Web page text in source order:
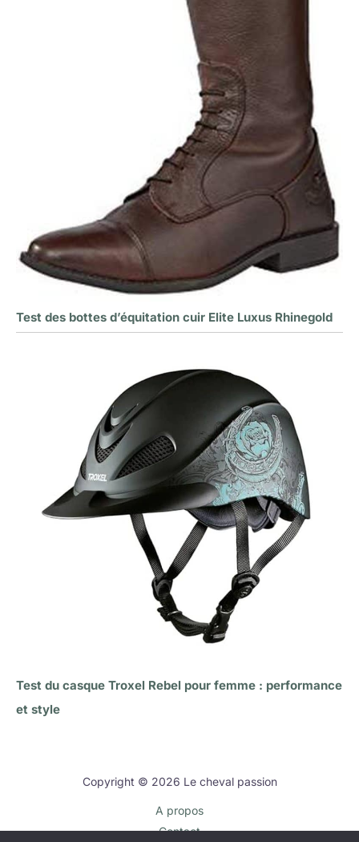
Test des bottes d’équitation cuir Elite Luxus Rhinegold
Test du casque Troxel Rebel pour femme : performance
et style
Copyright © 2026 Le cheval passion
A propos
Contact